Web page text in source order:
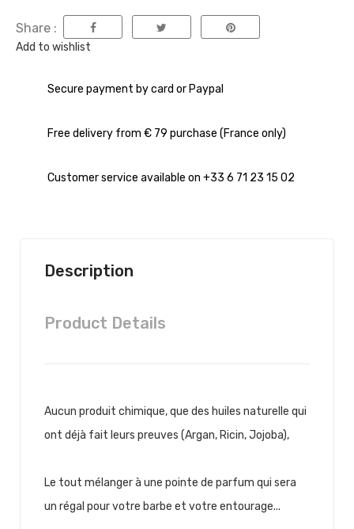
Share :
Add to wishlist
Secure payment by card or Paypal
Free delivery from € 79 purchase (France only)
Customer service available on +33 6 71 23 15 02
Description
Product Details
Aucun produit chimique, que des huiles naturelle qui
ont déjà fait leurs preuves (Argan, Ricin, Jojoba),
Le tout mélanger à une pointe de parfum qui sera
un régal pour votre barbe et votre entourage...